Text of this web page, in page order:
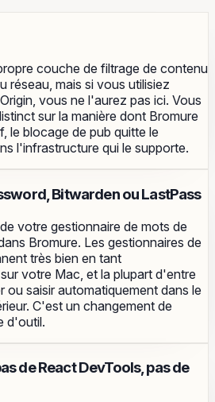
couche de filtrage de contenu
réseau, mais si vous utilisiez
vous ne l'aurez pas ici. Vous
sur la manière dont Bromure
le blocage de pub quitte le
l'infrastructure qui le supporte.
Bitwarden ou LastPass
votre gestionnaire de mots de
Bromure. Les gestionnaires de
très bien en tant
votre Mac, et la plupart d'entre
saisir automatiquement dans le
C'est un changement de
d'outil.
de React DevTools, pas de